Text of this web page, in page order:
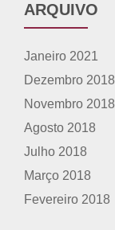
ARQUIVO
Janeiro 2021
Dezembro 2018
Novembro 2018
Agosto 2018
Julho 2018
Março 2018
Fevereiro 2018